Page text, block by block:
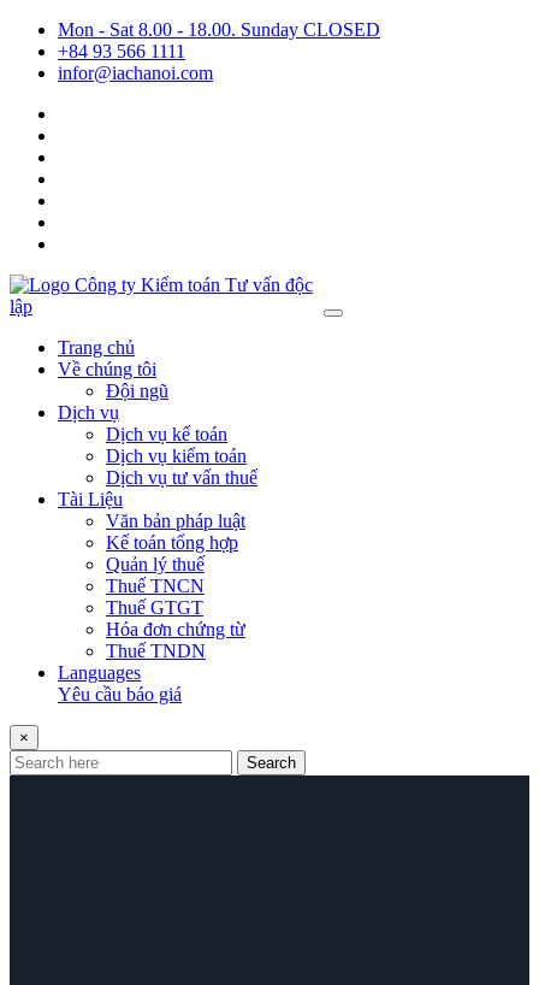
Mon - Sat 8.00 - 18.00. Sunday CLOSED
+84 93 566 1111
infor@iachanoi.com
Trang chủ
Về chúng tôi
Đội ngũ
Dịch vụ
Dịch vụ kế toán
Dịch vụ kiểm toán
Dịch vụ tư vấn thuế
Tài Liệu
Văn bản pháp luật
Kế toán tổng hợp
Quản lý thuế
Thuế TNCN
Thuế GTGT
Hóa đơn chứng từ
Thuế TNDN
Languages
Yêu cầu báo giá
×
Search